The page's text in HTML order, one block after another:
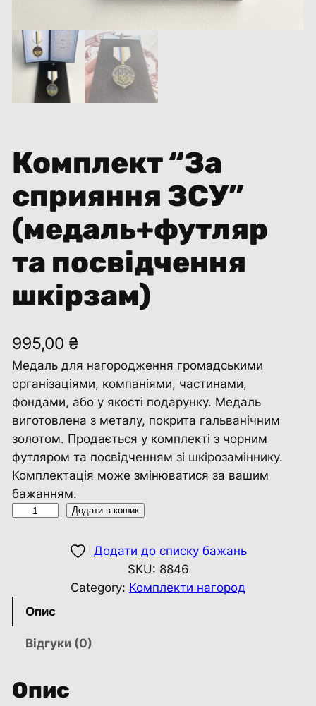
Комплект “За
сприяння ЗСУ”
(медаль+футляр
та посвідчення
шкірзам)
995,00 ₴
Медаль для нагородження громадськими
організаціями, компаніями, частинами,
фондами, або у якості подарунку. Медаль
виготовлена з металу, покрита гальванічним
золотом. Продається у комплекті з чорним
футляром та посвідченням зі шкірозаміннику.
Комплектація може змінюватися за вашим
бажанням.
а
Додати в кошик
Додати до списку бажань
SKU: 8846
Category: Комплекти нагород
Опис
Відгуки (0)
Опис